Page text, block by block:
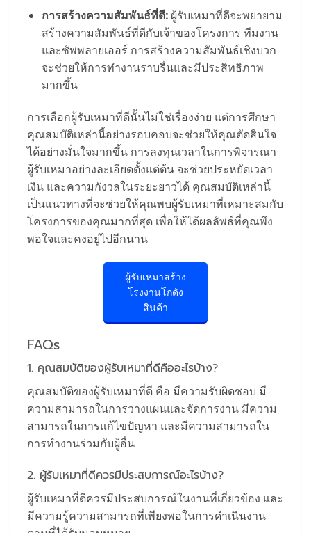
การสร้างความสัมพันธ์ที่ดี:ผู้รับเหมาที่ดีจะพยายาม
สร้างความสัมพันธ์ที่ดีกับเจ้าของโครงการ ทีมงาน
และซัพพลายเออร์ การสร้างความสัมพันธ์เชิงบวก
จะช่วยให้การทำงานราบรื่นและมีประสิทธิภาพ
มากขึ้น
การเลือกผู้รับเหมาที่ดีนั้นไม่ใช่เรื่องง่าย แต่การศึกษา
คุณสมบัติเหล่านี้อย่างรอบคอบจะช่วยให้คุณตัดสินใจ
ได้อย่างมั่นใจมากขึ้น การลงทุนเวลาในการพิจารณา
ผู้รับเหมาอย่างละเอียดตั้งแต่ต้น จะช่วยประหยัดเวลา
เงิน และความกังวลในระยะยาวได้ คุณสมบัติเหล่านี้
เป็นแนวทางที่จะช่วยให้คุณพบผู้รับเหมาที่เหมาะสมกับ
โครงการของคุณมากที่สุด เพื่อให้ได้ผลลัพธ์ที่คุณพึง
พอใจและคงอยู่ไปอีกนาน
ผู้รับเหมาสร้าง
โรงงานโกดัง
สินค้า
FAQs
1. คุณสมบัติของผู้รับเหมาที่ดีคืออะไรบ้าง?
คุณสมบัติของผู้รับเหมาที่ดี คือ มีความรับผิดชอบ มี
ความสามารถในการวางแผนและจัดการงาน มีความ
สามารถในการแก้ไขปัญหา และมีความสามารถใน
การทำงานร่วมกับผู้อื่น
2. ผู้รับเหมาที่ดีควรมีประสบการณ์อะไรบ้าง?
ผู้รับเหมาที่ดีควรมีประสบการณ์ในงานที่เกี่ยวข้อง และ
มีความรู้ความสามารถที่เพียงพอในการดำเนินงาน